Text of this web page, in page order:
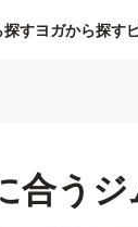
探すヨガから探す
合う